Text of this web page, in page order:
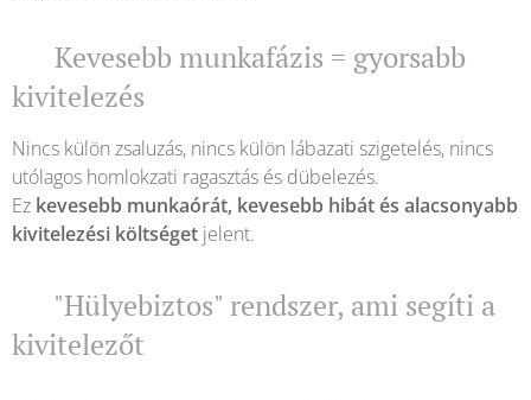
⚡ Kevesebb munkafázis = gyorsabb
kivitelezés
Nincs külön zsaluzás, nincs külön lábazati szigetelés, nincs
utólagos homlokzati ragasztás és dübelezés.
Ez kevesebb munkaórát, kevesebb hibát és alacsonyabb
kivitelezési költséget jelent.
🛡️ "Hülyebiztos" rendszer, ami segíti a
kivitelezőt